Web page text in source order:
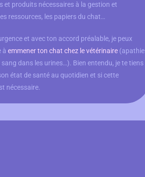
et produits nécessaires à la gestion et
ressources, les papiers du chat…
et avec ton accord préalable, je peux
àemmener ton chat chez le vétérinaire (apathie
dans les urines…). Bien entendu, je te tiens
état de santé au quotidien et si cette
nécessaire.